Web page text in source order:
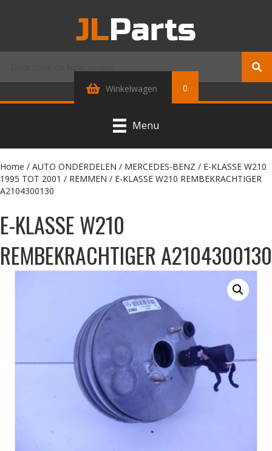
Winkelwagen 0
Menu
Home / AUTO ONDERDELEN / MERCEDES-BENZ / E-KLASSE W210
1995 TOT 2001 / REMMEN / E-KLASSE W210 REMBEKRACHTIGER
A2104300130
E-KLASSE W210
REMBEKRACHTIGER A2104300130